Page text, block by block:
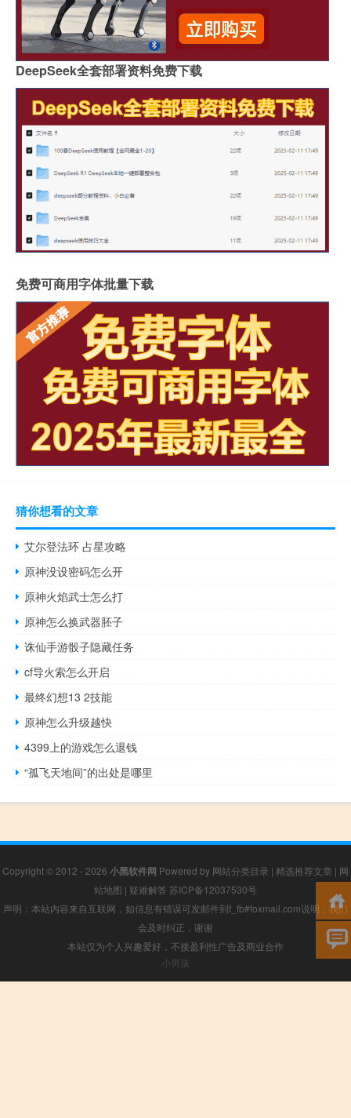
DeepSeek全套部署资料免费下载
免费可商用字体批量下载
猜你想看的文章
艾尔登法环 占星攻略
原神没设密码怎么开
原神火焰武士怎么打
原神怎么换武器胚子
诛仙手游骰子隐藏任务
cf导火索怎么开启
最终幻想13 2技能
原神怎么升级越快
4399上的游戏怎么退钱
“孤飞天地间”的出处是哪里
Copyright © 2012 - 2026 小黑软件网 Powered by 网站分类目录 | 精选推荐文章 | 网
站地图 | 疑难解答 苏ICP备12037530号
声明：本站内容来自互联网，如信息有错误可发邮件到f_fb#foxmail.com说明，我们
会及时纠正，谢谢
本站仅为个人兴趣爱好，不接盈利性广告及商业合作
小男孩